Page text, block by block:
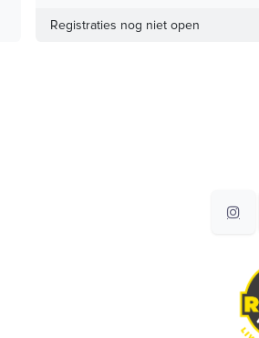
Registraties nog niet open